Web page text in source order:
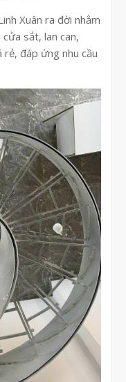
Xuân ra đời nhằm
sắt, lan can,
rẻ, đáp ứng nhu cầu